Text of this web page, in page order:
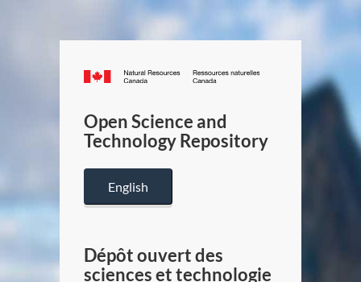
Canada.ca
/
Canada
Open Science and
Technology Repository
English
Dépôt ouvert des
sciences et technologie